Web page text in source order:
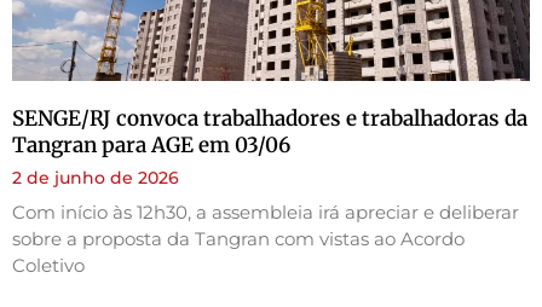
SENGE/RJ convoca trabalhadores e trabalhadoras da
Tangran para AGE em 03/06
2 de junho de 2026
Com início às 12h30, a assembleia irá apreciar e deliberar
sobre a proposta da Tangran com vistas ao Acordo
Coletivo